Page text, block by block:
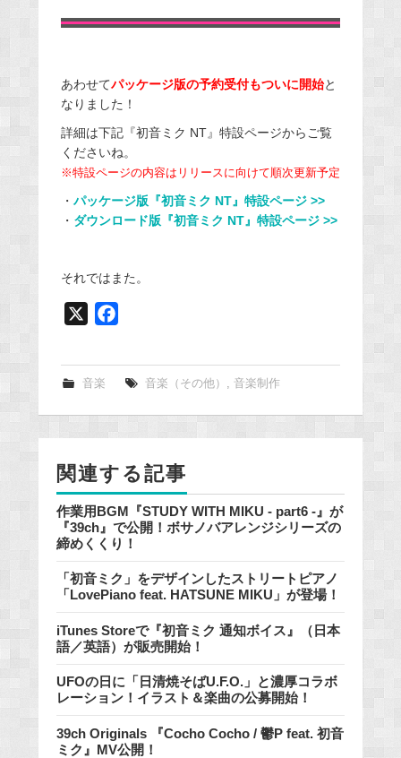
あわせてパッケージ版の予約受付もついに開始と
なりました！
詳細は下記『初音ミク NT』特設ページからご覧
くださいね。
※特設ページの内容はリリースに向けて順次更新予定
・ パッケージ版『初音ミク NT』特設ページ >>
・ ダウンロード版『初音ミク NT』特設ページ >>
それではまた。
e
k
音楽 音楽（その他） 音楽制作
関連する記事
作業用BGM『STUDY WITH MIKU - part6 -』が
『39ch』で公開！ボサノバアレンジシリーズの
締めくくり！
「初音ミク」をデザインしたストリートピアノ
「LovePiano feat. HATSUNE MIKU」が登場！
iTunes Storeで『初音ミク 通知ボイス』（日本
語／英語）が販売開始！
UFOの日に「日清焼そばU.F.O.」と濃厚コラボ
レーション！イラスト＆楽曲の公募開始！
39ch Originals 『Cocho Cocho / 鬱P feat. 初音
ミク』MV公開！